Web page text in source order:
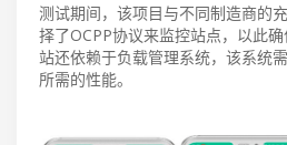
测试期间，该项目与不同制造商的
择了OCPP协议来监控站点，以此
站还依赖于负载管理系统，该系统
所需的性能。